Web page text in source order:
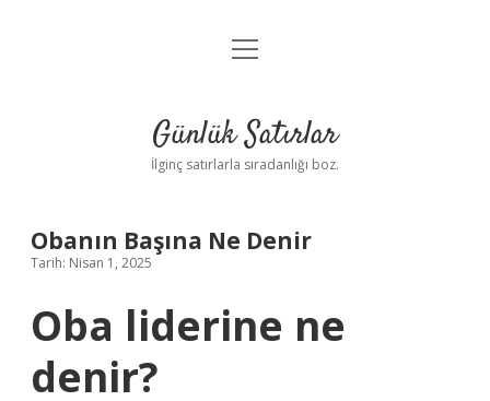
Anasayfa
Yasal Uyarı
menüyü
Günlük Satırlar
İlginç satırlarla sıradanlığı boz.
Obanın Başına Ne Denir
Tarih: Nisan 1, 2025
Oba liderine ne
denir?